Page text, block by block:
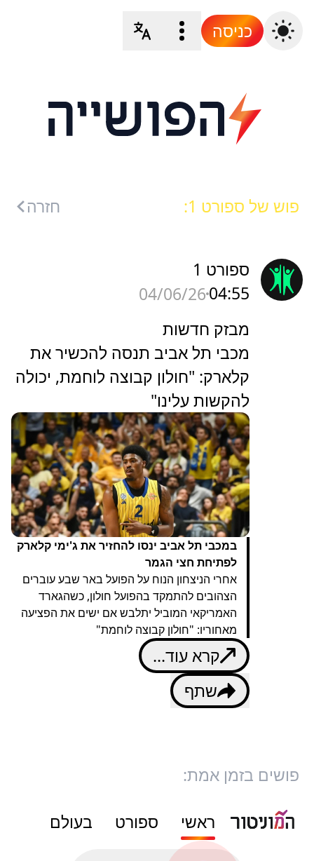
כניסה
פוש של ספורט 1: חזרה
ספורט 1
04:55
04/06/26
מבזק חדשות
מכבי תל אביב תנסה להכשיר את
קלארק: "חולון קבוצה לוחמת, יכולה
להקשות עלינו"
במכבי תל אביב ינסו להחזיר את ג'ימי קלארק
לפתיחת חצי הגמר
אחרי הניצחון הנוח על הפועל באר שבע עוברים
הצהובים להתמקד בהפועל חולון, כשהגארד
האמריקאי המוביל יתלבש אם ישים את הפציעה
מאחוריו: "חולון קבוצה לוחמת"
קרא עוד...
שתף
פושים בזמן אמת:
ראשי ספורט בעולם